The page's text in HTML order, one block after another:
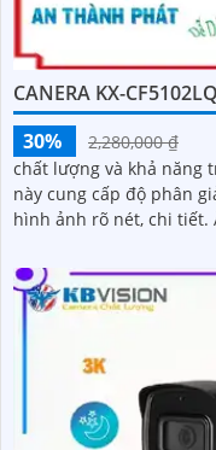
CANERA KX-
30%
2,280,000 ₫
chất lượng và khả năng
này cung cấp độ phân